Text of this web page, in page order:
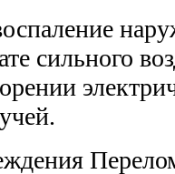
сильного